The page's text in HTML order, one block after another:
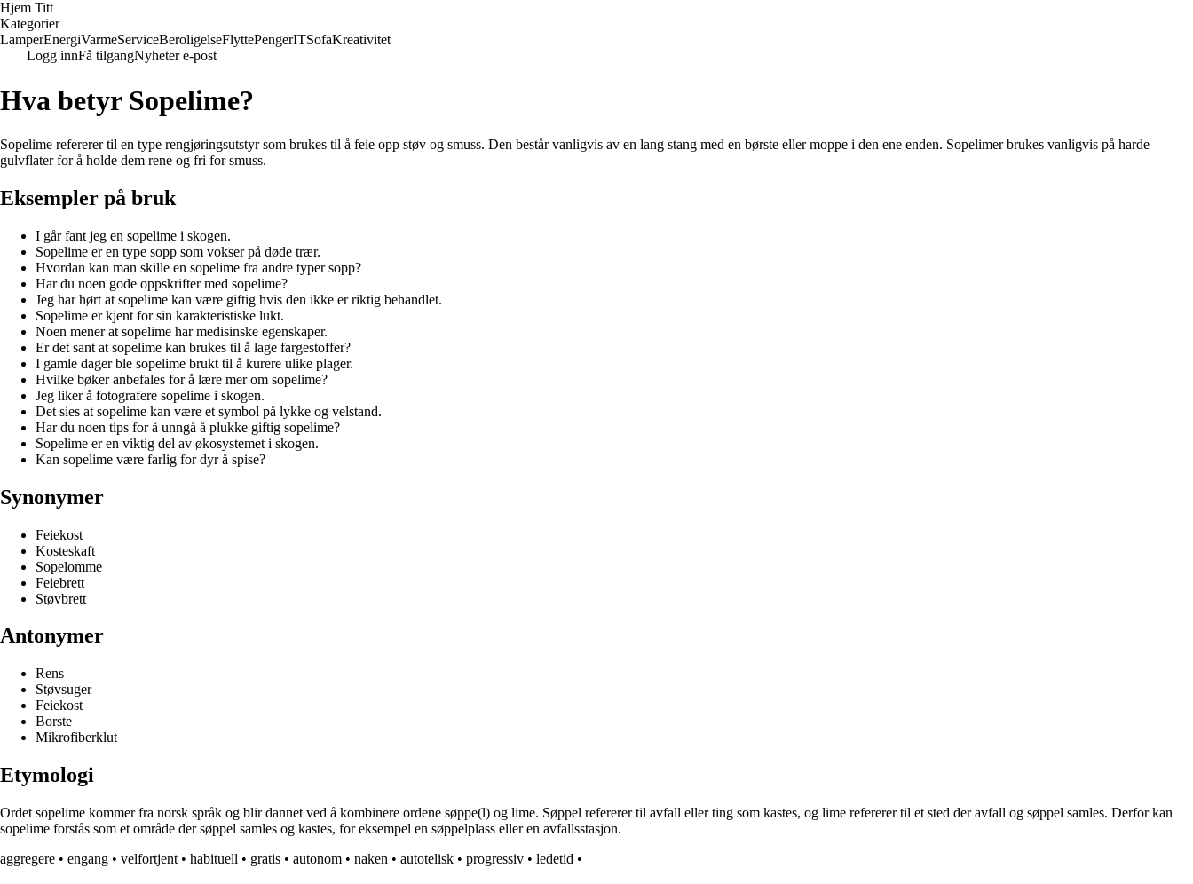
Hjem Titt
Kategorier
LamperEnergiVarmeServiceBeroligelseFlyttePengerITSofaKreativitet
Logg innFå tilgangNyheter e-post
Hva betyr Sopelime?
Sopelime refererer til en type rengjøringsutstyr som brukes til å feie opp støv og smuss. Den består vanligvis av en lang stang med en børste eller moppe i den ene enden. Sopelimer brukes vanligvis på harde
gulvflater for å holde dem rene og fri for smuss.
Eksempler på bruk
I går fant jeg en sopelime i skogen.
Sopelime er en type sopp som vokser på døde trær.
Hvordan kan man skille en sopelime fra andre typer sopp?
Har du noen gode oppskrifter med sopelime?
Jeg har hørt at sopelime kan være giftig hvis den ikke er riktig behandlet.
Sopelime er kjent for sin karakteristiske lukt.
Noen mener at sopelime har medisinske egenskaper.
Er det sant at sopelime kan brukes til å lage fargestoffer?
I gamle dager ble sopelime brukt til å kurere ulike plager.
Hvilke bøker anbefales for å lære mer om sopelime?
Jeg liker å fotografere sopelime i skogen.
Det sies at sopelime kan være et symbol på lykke og velstand.
Har du noen tips for å unngå å plukke giftig sopelime?
Sopelime er en viktig del av økosystemet i skogen.
Kan sopelime være farlig for dyr å spise?
Synonymer
Feiekost
Kosteskaft
Sopelomme
Feiebrett
Støvbrett
Antonymer
Rens
Støvsuger
Feiekost
Borste
Mikrofiberklut
Etymologi
Ordet sopelime kommer fra norsk språk og blir dannet ved å kombinere ordene søppe(l) og lime. Søppel refererer til avfall eller ting som kastes, og lime refererer til et sted der avfall og søppel samles. Derfor kan
sopelime forstås som et område der søppel samles og kastes, for eksempel en søppelplass eller en avfallsstasjon.
aggregere • engang • velfortjent • habituell • gratis • autonom • naken • autotelisk • progressiv • ledetid •